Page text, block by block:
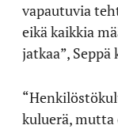
vapautuvia
eikä kaikkia
jatkaa”, Seppä
kuluerä,